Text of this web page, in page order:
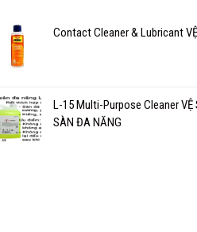
Contact Cleaner & Lubricant
L-15 Multi-Purpose Cleaner VỆ
SÀN ĐA NĂNG